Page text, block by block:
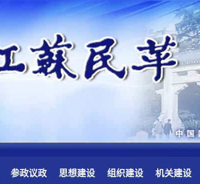
参政议政 思想建设 组织建设 机关建设